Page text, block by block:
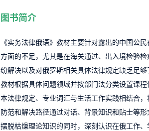
图书简介
《实务法律俄语》教材主要针对露出的中国公
方面的不足，尤其是在海关通过、出入境检验
纷解决以及对俄罗斯相关具体法律规定缺乏足
教材根据具体问题领域并按部门法分类设置课
本法律规定、专业词汇与生活工作实践相结合
防范和解决路径通过对话、背景知识和贴士等
摆脱枯燥理论知识的同时，深刻认识在俄工作